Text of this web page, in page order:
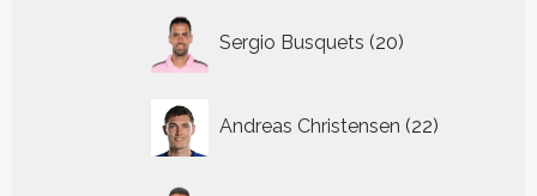
Sergio Busquets 20
producten
Andreas Christensen 22
producten